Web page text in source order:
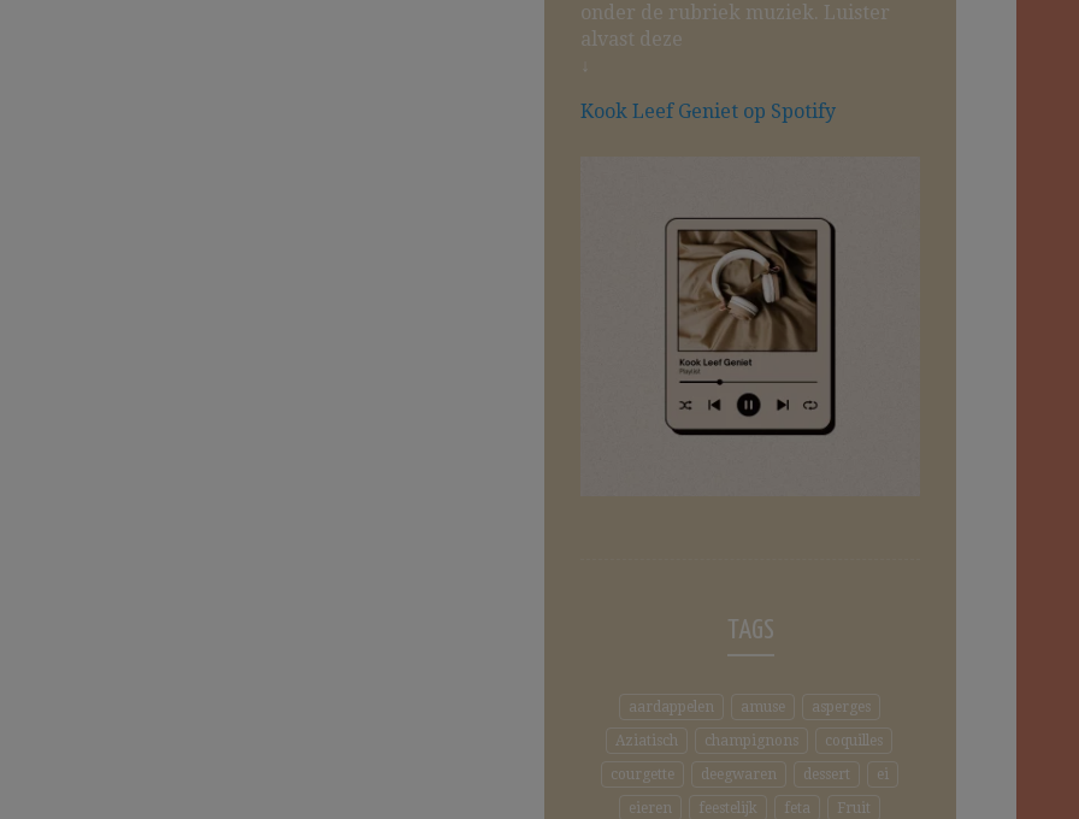
onder de rubriek muziek. Luister
alvast deze
↓
Kook Leef Geniet op Spotify
TAGS
aardappelen amuse
asperges
Aziatisch
champignons
coquilles
courgette
deegwaren dessert
ei
eieren
feestelijk feta
Fruit